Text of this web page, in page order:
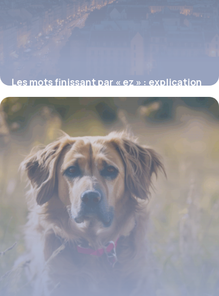
Les mots finissant par « ez » : explication
et exemples pratiques
16 juin 2026